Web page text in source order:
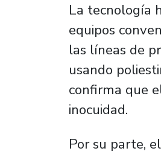
La tecnología
equipos
las líneas de
usando
confirma que
inocuidad.
Por su parte,